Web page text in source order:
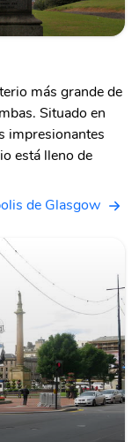
más grande de
Situado en
impresionantes
está lleno de
de Glasgow